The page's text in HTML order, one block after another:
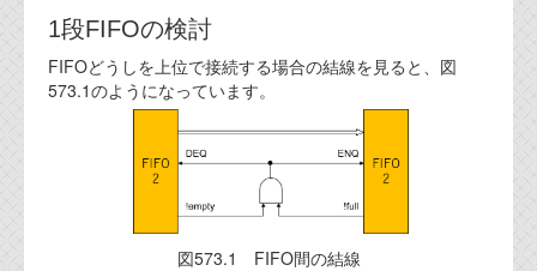
1段FIFOの検討
FIFOどうしを上位で接続する場合の結線を見ると、図
573.1のようになっています。
図573.1 FIFO間の結線